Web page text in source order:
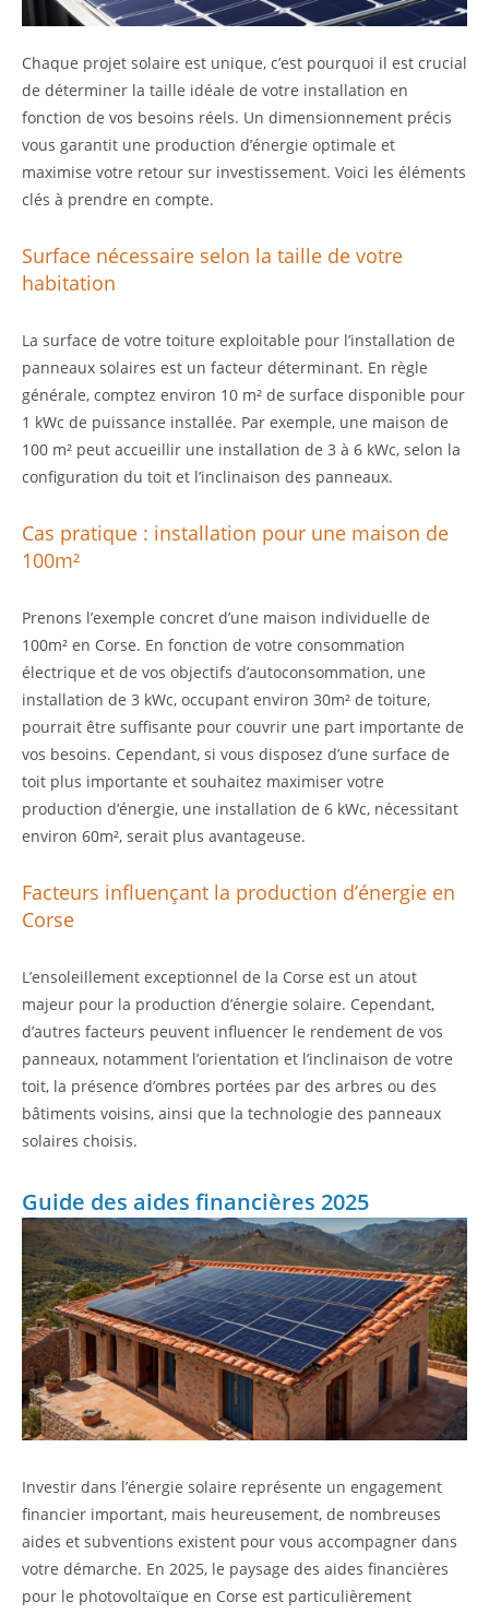
Chaque projet solaire est unique, c’est pourquoi il est crucial
de déterminer la taille idéale de votre installation en
fonction de vos besoins réels. Un dimensionnement précis
vous garantit une production d’énergie optimale et
maximise votre retour sur investissement. Voici les éléments
clés à prendre en compte.
Surface nécessaire selon la taille de votre
habitation
La surface de votre toiture exploitable pour l’installation de
panneaux solaires est un facteur déterminant. En règle
générale, comptez environ 10 m² de surface disponible pour
1 kWc de puissance installée. Par exemple, une maison de
100 m² peut accueillir une installation de 3 à 6 kWc, selon la
configuration du toit et l’inclinaison des panneaux.
Cas pratique : installation pour une maison de
100m²
Prenons l’exemple concret d’une maison individuelle de
100m² en Corse. En fonction de votre consommation
électrique et de vos objectifs d’autoconsommation, une
installation de 3 kWc, occupant environ 30m² de toiture,
pourrait être suffisante pour couvrir une part importante de
vos besoins. Cependant, si vous disposez d’une surface de
toit plus importante et souhaitez maximiser votre
production d’énergie, une installation de 6 kWc, nécessitant
environ 60m², serait plus avantageuse.
Facteurs influençant la production d’énergie en
Corse
L’ensoleillement exceptionnel de la Corse est un atout
majeur pour la production d’énergie solaire. Cependant,
d’autres facteurs peuvent influencer le rendement de vos
panneaux, notamment l’orientation et l’inclinaison de votre
toit, la présence d’ombres portées par des arbres ou des
bâtiments voisins, ainsi que la technologie des panneaux
solaires choisis.
Guide des aides financières 2025
Investir dans l’énergie solaire représente un engagement
financier important, mais heureusement, de nombreuses
aides et subventions existent pour vous accompagner dans
votre démarche. En 2025, le paysage des aides financières
pour le photovoltaïque en Corse est particulièrement